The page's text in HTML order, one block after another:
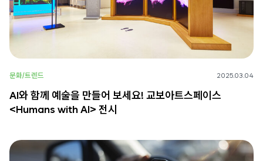
문화/트렌드 2025.03.04
AI와 함께 예술을 만들어 보세요! 교보아트스페이스
<Humans with AI> 전시